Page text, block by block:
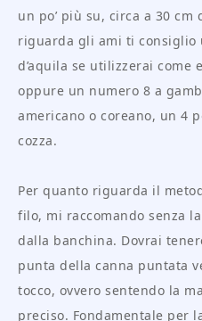
un po’ più su, circa a 30
riguarda gli ami ti consiglio
d’aquila se utilizzerai come
oppure un numero 8 a
americano o coreano, un 4
cozza.
Per quanto riguarda il
filo, mi raccomando senza
dalla banchina. Dovrai
punta della canna puntata
tocco, ovvero sentendo la
preciso. Fondamentale per